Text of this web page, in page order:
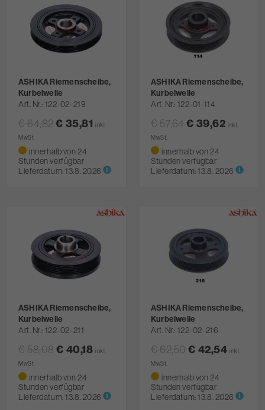
ASHIKA Riemenscheibe,
Kurbelwelle
Art. Nr. 122-02-219
€ 64,82€ 35,81 inkl.
MwSt.
innerhalb von 24
Stunden verfügbar
Lieferdatum:13.8. 2026
ASHIKA Riemenscheibe,
Kurbelwelle
Art. Nr. 122-01-114
€ 57,64€ 39,62 inkl.
MwSt.
innerhalb von 24
Stunden verfügbar
Lieferdatum:13.8. 2026
ASHIKA Riemenscheibe,
Kurbelwelle
Art. Nr. 122-02-211
€ 58,08€ 40,18 inkl.
MwSt.
innerhalb von 24
Stunden verfügbar
Lieferdatum:13.8. 2026
ASHIKA Riemenscheibe,
Kurbelwelle
Art. Nr. 122-02-216
€ 62,50€ 42,54 inkl.
MwSt.
innerhalb von 24
Stunden verfügbar
Lieferdatum:13.8. 2026